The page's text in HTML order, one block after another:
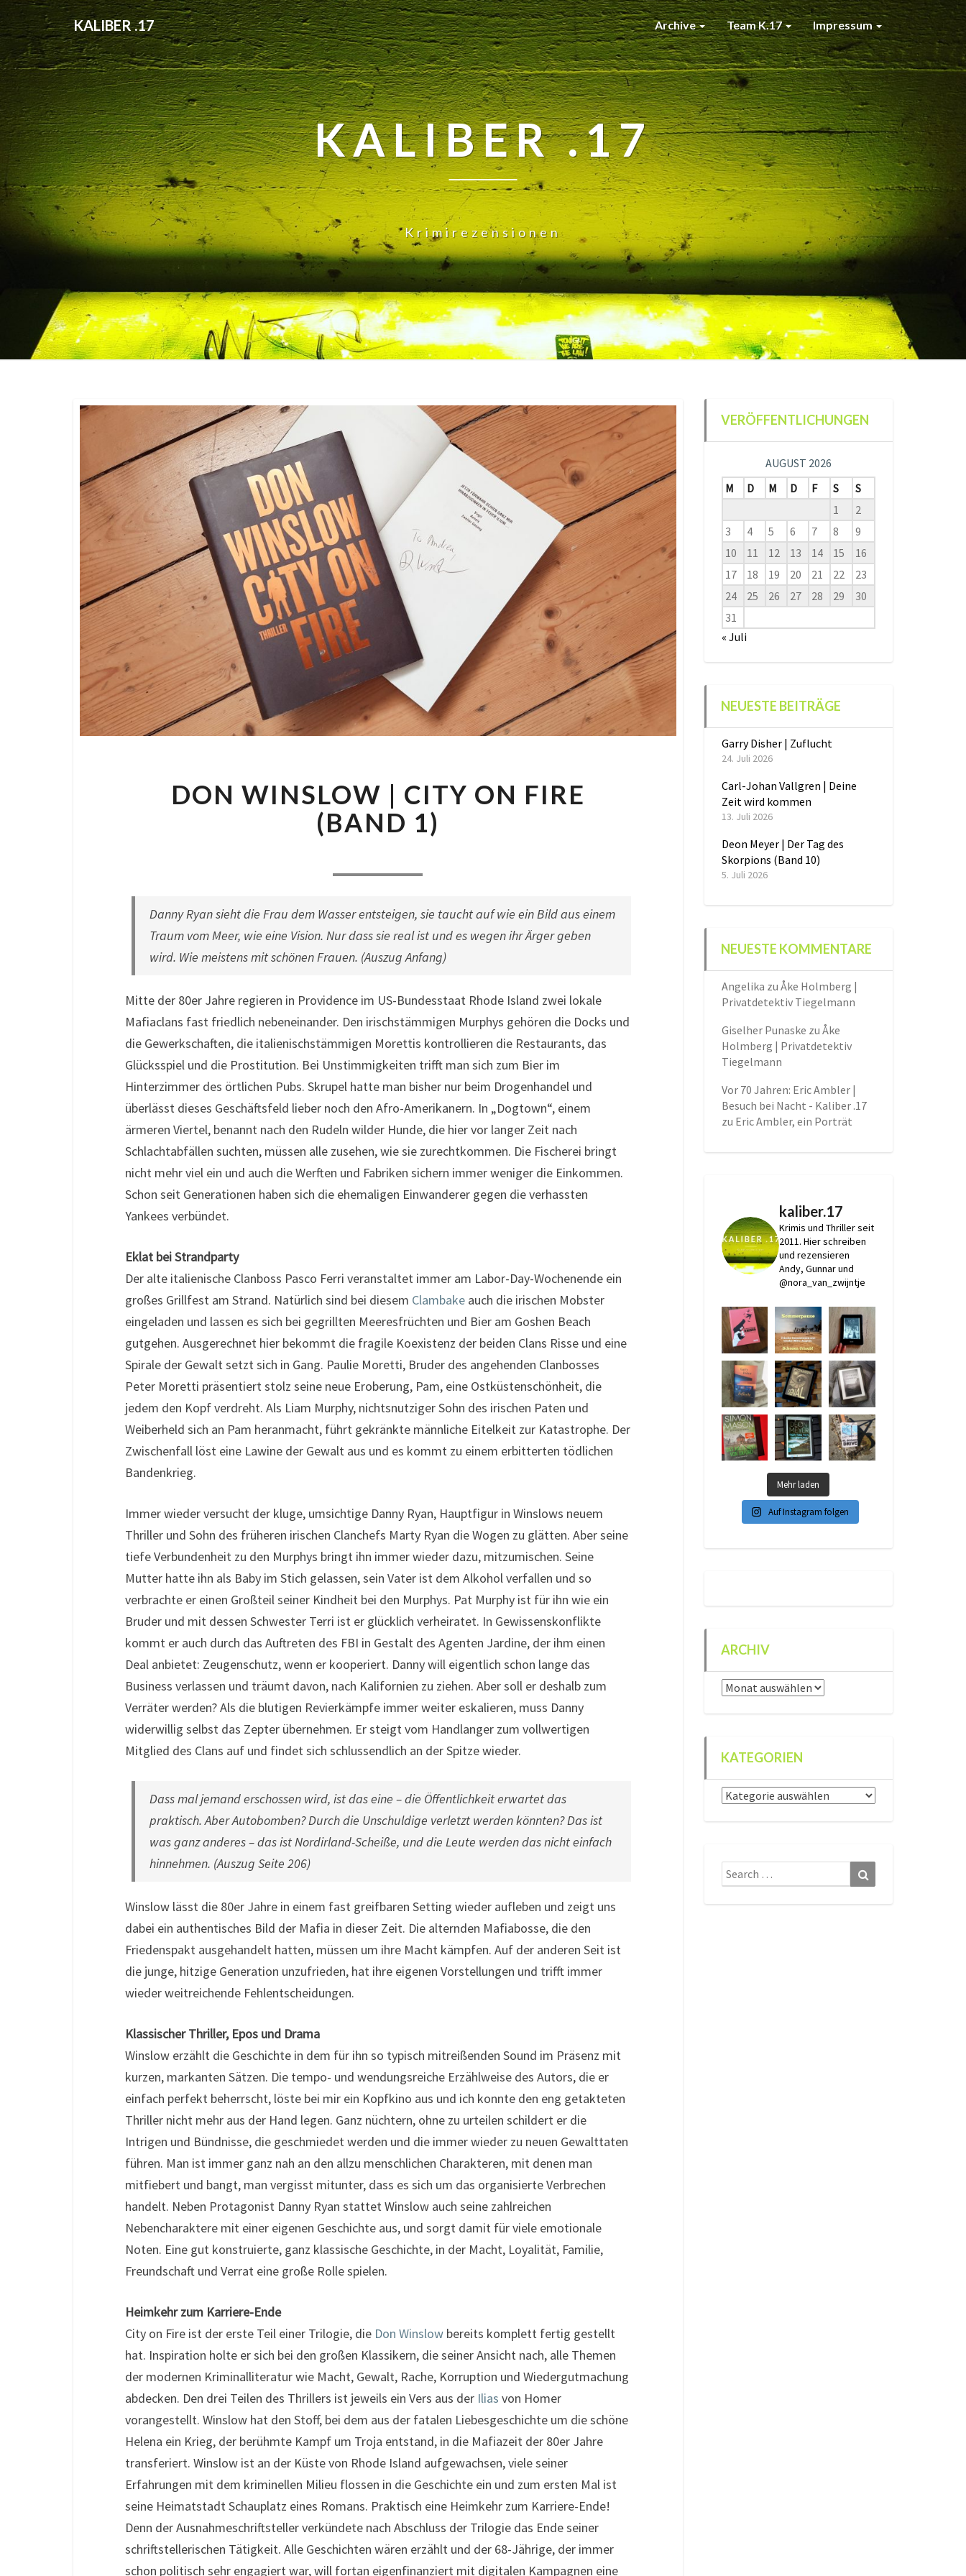
KALIBER .17 Archive Team K.17 Impressum
KALIBER .17
Krimirezensionen
WINSLOW
|
CITY
DON WINSLOW | CITY ON FIRE
(BAND 1)
Danny Ryan sieht die Frau dem Wasser entsteigen, sie taucht auf wie ein Bild aus einem
Traum vom Meer, wie eine Vision. Nur dass sie real ist und es wegen ihr Ärger geben
wird. Wie meistens mit schönen Frauen. (Auszug Anfang)
Mitte der 80er Jahre regieren in Providence im US-Bundesstaat Rhode Island zwei lokale
Mafiaclans fast friedlich nebeneinander. Den irischstämmigen Murphys gehören die Docks und
die Gewerkschaften, die italienischstämmigen Morettis kontrollieren die Restaurants, das
Glücksspiel und die Prostitution. Bei Unstimmigkeiten trifft man sich zum Bier im
Hinterzimmer des örtlichen Pubs. Skrupel hatte man bisher nur beim Drogenhandel und
überlässt dieses Geschäftsfeld lieber noch den Afro-Amerikanern. In „Dogtown“, einem
ärmeren Viertel, benannt nach den Rudeln wilder Hunde, die hier vor langer Zeit nach
Schlachtabfällen suchten, müssen alle zusehen, wie sie zurechtkommen. Die Fischerei bringt
nicht mehr viel ein und auch die Werften und Fabriken sichern immer weniger die Einkommen.
Schon seit Generationen haben sich die ehemaligen Einwanderer gegen die verhassten
Yankees verbündet.
Eklat bei Strandparty
Der alte italienische Clanboss Pasco Ferri veranstaltet immer am Labor-Day-Wochenende ein
großes Grillfest am Strand. Natürlich sind bei diesem Clambake auch die irischen Mobster
eingeladen und lassen es sich bei gegrillten Meeresfrüchten und Bier am Goshen Beach
gutgehen. Ausgerechnet hier bekommt die fragile Koexistenz der beiden Clans Risse und eine
Spirale der Gewalt setzt sich in Gang. Paulie Moretti, Bruder des angehenden Clanbosses
Peter Moretti präsentiert stolz seine neue Eroberung, Pam, eine Ostküstenschönheit, die
jedem den Kopf verdreht. Als Liam Murphy, nichtsnutziger Sohn des irischen Paten und
Weiberheld sich an Pam heranmacht, führt gekränkte männliche Eitelkeit zur Katastrophe. Der
Zwischenfall löst eine Lawine der Gewalt aus und es kommt zu einem erbitterten tödlichen
Bandenkrieg.
Immer wieder versucht der kluge, umsichtige Danny Ryan, Hauptfigur in Winslows neuem
Thriller und Sohn des früheren irischen Clanchefs Marty Ryan die Wogen zu glätten. Aber seine
tiefe Verbundenheit zu den Murphys bringt ihn immer wieder dazu, mitzumischen. Seine
Mutter hatte ihn als Baby im Stich gelassen, sein Vater ist dem Alkohol verfallen und so
verbrachte er einen Großteil seiner Kindheit bei den Murphys. Pat Murphy ist für ihn wie ein
Bruder und mit dessen Schwester Terri ist er glücklich verheiratet. In Gewissenskonflikte
kommt er auch durch das Auftreten des FBI in Gestalt des Agenten Jardine, der ihm einen
Deal anbietet: Zeugenschutz, wenn er kooperiert. Danny will eigentlich schon lange das
Business verlassen und träumt davon, nach Kalifornien zu ziehen. Aber soll er deshalb zum
Verräter werden? Als die blutigen Revierkämpfe immer weiter eskalieren, muss Danny
widerwillig selbst das Zepter übernehmen. Er steigt vom Handlanger zum vollwertigen
Mitglied des Clans auf und findet sich schlussendlich an der Spitze wieder.
Dass mal jemand erschossen wird, ist das eine – die Öffentlichkeit erwartet das
praktisch. Aber Autobomben? Durch die Unschuldige verletzt werden könnten? Das ist
was ganz anderes – das ist Nordirland-Scheiße, und die Leute werden das nicht einfach
hinnehmen. (Auszug Seite 206)
Winslow lässt die 80er Jahre in einem fast greifbaren Setting wieder aufleben und zeigt uns
dabei ein authentisches Bild der Mafia in dieser Zeit. Die alternden Mafiabosse, die den
Friedenspakt ausgehandelt hatten, müssen um ihre Macht kämpfen. Auf der anderen Seit ist
die junge, hitzige Generation unzufrieden, hat ihre eigenen Vorstellungen und trifft immer
wieder weitreichende Fehlentscheidungen.
Klassischer Thriller, Epos und Drama
Winslow erzählt die Geschichte in dem für ihn so typisch mitreißenden Sound im Präsenz mit
kurzen, markanten Sätzen. Die tempo- und wendungsreiche Erzählweise des Autors, die er
einfach perfekt beherrscht, löste bei mir ein Kopfkino aus und ich konnte den eng getakteten
Thriller nicht mehr aus der Hand legen. Ganz nüchtern, ohne zu urteilen schildert er die
Intrigen und Bündnisse, die geschmiedet werden und die immer wieder zu neuen Gewalttaten
führen. Man ist immer ganz nah an den allzu menschlichen Charakteren, mit denen man
mitfiebert und bangt, man vergisst mitunter, dass es sich um das organisierte Verbrechen
handelt. Neben Protagonist Danny Ryan stattet Winslow auch seine zahlreichen
Nebencharaktere mit einer eigenen Geschichte aus, und sorgt damit für viele emotionale
Noten. Eine gut konstruierte, ganz klassische Geschichte, in der Macht, Loyalität, Familie,
Freundschaft und Verrat eine große Rolle spielen.
Heimkehr zum Karriere-Ende
City on Fire ist der erste Teil einer Trilogie, die Don Winslow bereits komplett fertig gestellt
hat. Inspiration holte er sich bei den großen Klassikern, die seiner Ansicht nach, alle Themen
der modernen Kriminalliteratur wie Macht, Gewalt, Rache, Korruption und Wiedergutmachung
abdecken. Den drei Teilen des Thrillers ist jeweils ein Vers aus der Ilias von Homer
vorangestellt. Winslow hat den Stoff, bei dem aus der fatalen Liebesgeschichte um die schöne
Helena ein Krieg, der berühmte Kampf um Troja entstand, in die Mafiazeit der 80er Jahre
transferiert. Winslow ist an der Küste von Rhode Island aufgewachsen, viele seiner
Erfahrungen mit dem kriminellen Milieu flossen in die Geschichte ein und zum ersten Mal ist
seine Heimatstadt Schauplatz eines Romans. Praktisch eine Heimkehr zum Karriere-Ende!
Denn der Ausnahmeschriftsteller verkündete nach Abschluss der Trilogie das Ende seiner
schriftstellerischen Tätigkeit. Alle Geschichten wären erzählt und der 68-Jährige, der immer
schon politisch sehr engagiert war, will fortan eigenfinanziert mit digitalen Kampagnen eine
VERÖFFENTLICHUNGEN
AUGUST 2026
M
D M D F S
S
1
2
3
4 5 6 7 8
9
10
11 12 13 14 15
16
17
18 19 20 21 22
23
24
25 26 27 28 29
30
31
« Juli
NEUESTE BEITRÄGE
Garry Disher | Zuflucht
24. Juli 2026
Carl-Johan Vallgren | Deine
Zeit wird kommen
13. Juli 2026
Deon Meyer | Der Tag des
Skorpions (Band 10)
5. Juli 2026
NEUESTE KOMMENTARE
Angelika zu Åke Holmberg |
Privatdetektiv Tiegelmann
Giselher Punaske zu Åke
Holmberg | Privatdetektiv
Tiegelmann
Vor 70 Jahren: Eric Ambler |
Besuch bei Nacht - Kaliber .17
zu Eric Ambler, ein Porträt
kaliber.17
Krimis und Thriller seit
2011. Hier schreiben
und rezensieren
Andy, Gunnar und
@nora_van_zwijntje
Mehr laden
Auf Instagram folgen
ARCHIV
Archiv
KATEGORIEN
Kategorien
Search
for: